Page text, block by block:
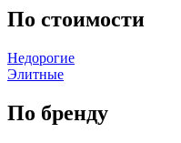
По стоимости
Недорогие
Элитные
По бренду